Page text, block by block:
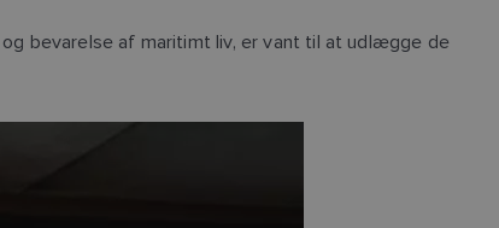
bevarelse af maritimt liv, er vant til at udlægge de